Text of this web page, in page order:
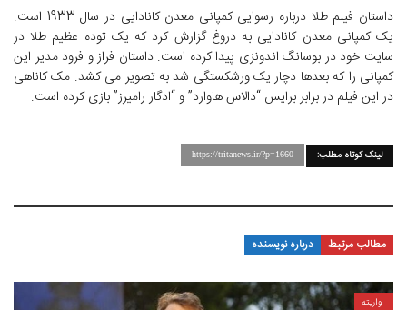
داستان فیلم طلا درباره رسوایی کمپانی معدن کانادایی در سال 1933 است.
یک کمپانی معدن کانادایی به دروغ گزارش کرد که یک توده عظیم طلا در
سایت خود در بوسانگ اندونزی پیدا کرده است. داستان فراز و فرود مدیر این
کمپانی را که بعدها دچار یک ورشکستگی شد به تصویر می کشد. مک کاناهی
در این فیلم در برابر برایس “دالاس هاوارد” و “ادگار رامیرز” بازی کرده است.
لینک کوتاه مطلب: https://tritanews.ir/?p=1660
مطالب مرتبط درباره نویسنده
واریته